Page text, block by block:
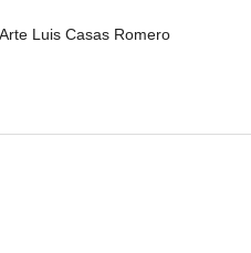
Luis Casas Romero